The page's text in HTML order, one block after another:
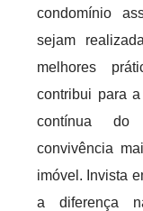
condomínio
sejam
melhores
contribui para
contínua do
convivência
imóvel. Invista
a diferença